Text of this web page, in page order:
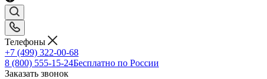
Телефоны
+7 (499) 322-00-68
8 (800) 555-15-24Бесплатно по России
Заказать звонок